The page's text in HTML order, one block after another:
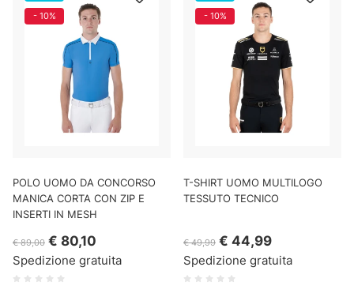
- 10%
POLO UOMO DA CONCORSO
MANICA CORTA CON ZIP E
INSERTI IN MESH
€ 89,00 € 80,10
Spedizione gratuita
- 10%
T-SHIRT UOMO MULTILOGO
TESSUTO TECNICO
€ 49,99 € 44,99
Spedizione gratuita